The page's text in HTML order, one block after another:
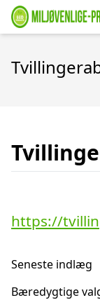
https://
Seneste indlæg
Bæredygtige